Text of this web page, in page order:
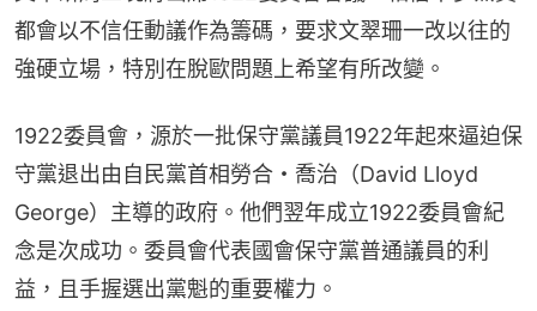
都會以不信任動議作為籌碼，要求文翠珊一改以往的
強硬立場，特別在脫歐問題上希望有所改變。
1922委員會，源於一批保守黨議員1922年起來逼迫保
守黨退出由自民黨首相勞合・喬治（David Lloyd
George）主導的政府。他們翌年成立1922委員會紀
念是次成功。委員會代表國會保守黨普通議員的利
益，且手握選出黨魁的重要權力。